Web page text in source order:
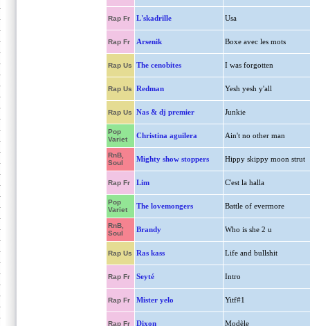
Rap Fr L'skadrille Usa
Rap Fr Arsenik Boxe avec les mots
Rap Us The cenobites I was forgotten
Rap Us Redman Yesh yesh y'all
Rap Us Nas & dj premier Junkie
Pop
Variet
Christina aguilera Ain't no other man
RnB,
Soul
Mighty show stoppers Hippy skippy moon strut
Rap Fr Lim C'est la halla
Pop
Variet
The lovemongers Battle of evermore
RnB,
Soul
Brandy Who is she 2 u
Rap Us Ras kass Life and bullshit
Rap Fr Seyté Intro
Rap Fr Mister yelo Yitf#1
Rap Fr Dixon Modèle